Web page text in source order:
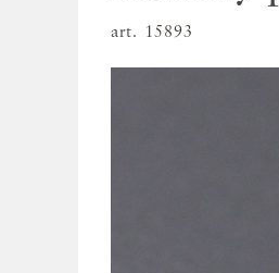
art. 15893